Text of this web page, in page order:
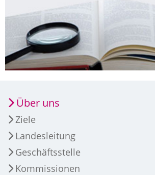
Über uns
Ziele
Landesleitung
Geschäftsstelle
Kommissionen